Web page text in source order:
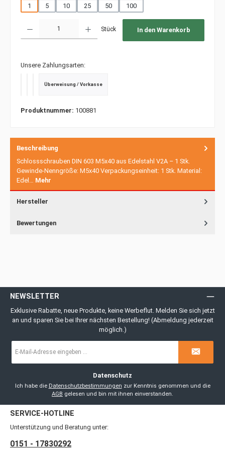
1
5 10 25 50 100
Stück In den Warenkorb
Unsere Zahlungsarten:
Überweisung / Vorkasse
Produktnummer: 100881
Beschreibung
Schlossschrauben DIN 603 M5x40 aus Edelstahl V2A – 1 Stk.
Gewinde-Nenngröße: M5x40 Verpackungseinheit: 1 Stk. Material:
Edel… Mehr
Hersteller
Bewertungen
NEWSLETTER
Exklusive Rabatte, neue Produkte, keine Werbeflut. Melden Sie sich jetzt
an und sparen Sie bei Ihrer nächsten Bestellung! (Abmeldung jederzeit
möglich.)
Mail-
Datenschutz
Ich habe die Datenschutzbestimmungen
zur Kenntnis genommen und die
AGB gelesen und bin mit ihnen einverstanden.
SERVICE-HOTLINE
Unterstützung und Beratung unter:
0151 - 17830292